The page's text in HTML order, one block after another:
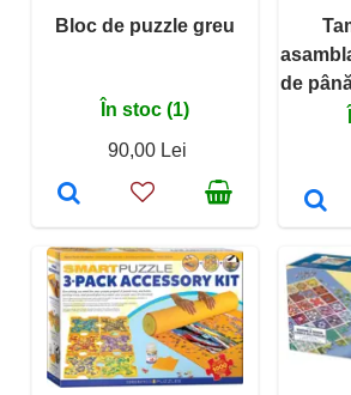
Bloc de puzzle greu
În stoc (1)
90,00 Lei
de